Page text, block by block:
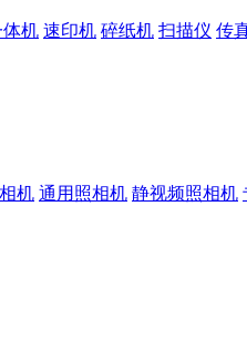
体机 速印机 碎纸机 扫描仪 传
机 通用照相机 静视频照相机